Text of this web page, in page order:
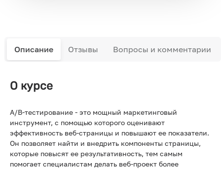
Описание Отзывы Вопросы и комментарии
О курсе
A/B-тестирование - это мощный маркетинговый
инструмент, с помощью которого оценивают
эффективность веб-страницы и повышают ее показатели.
Он позволяет найти и внедрить компоненты страницы,
которые повысят ее результативность, тем самым
помогает специалистам делать веб-проект более